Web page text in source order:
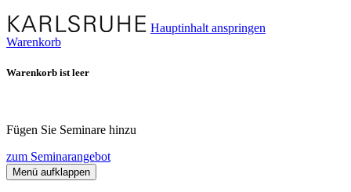
Hauptinhalt anspringen
Warenkorb
Warenkorb ist leer
Fügen Sie Seminare hinzu
zum Seminarangebot
Menü aufklappen